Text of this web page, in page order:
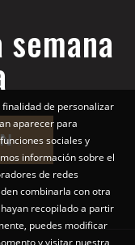
de personalizar
aparecer para
sociales y
información sobre el
de redes
combinarla con otra
recopilado a partir
puedes modificar
y visitar nuestra